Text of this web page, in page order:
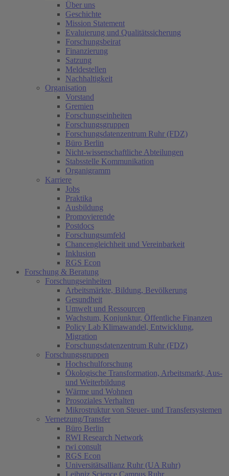
Über uns
Geschichte
Mission Statement
Evaluierung und Qualitätssicherung
Forschungsbeirat
Finanzierung
Satzung
Meldestellen
Nachhaltigkeit
Organisation
Vorstand
Gremien
Forschungseinheiten
Forschungsgruppen
Forschungsdatenzentrum Ruhr (FDZ)
Büro Berlin
Nicht-wissenschaftliche Abteilungen
Stabsstelle Kommunikation
Organigramm
Karriere
Jobs
Praktika
Ausbildung
Promovierende
Postdocs
Forschungsumfeld
Chancengleichheit und Vereinbarkeit
Inklusion
RGS Econ
Forschung & Beratung
Forschungseinheiten
Arbeitsmärkte, Bildung, Bevölkerung
Gesundheit
Umwelt und Ressourcen
Wachstum, Konjunktur, Öffentliche Finanzen
Policy Lab Klimawandel, Entwicklung,
Migration
Forschungsdatenzentrum Ruhr (FDZ)
Forschungsgruppen
Hochschulforschung
Ökologische Transformation, Arbeitsmarkt, Aus-
und Weiterbildung
Wärme und Wohnen
Prosoziales Verhalten
Mikrostruktur von Steuer- und Transfersystemen
Vernetzung/Transfer
Büro Berlin
RWI Research Network
rwi consult
RGS Econ
Universitätsallianz Ruhr (UA Ruhr)
Leibniz Science Campus Ruhr